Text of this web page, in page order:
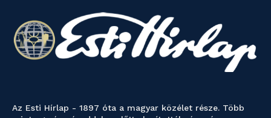
Az Esti Hírlap - 1897 óta a magyar közélet része. Több